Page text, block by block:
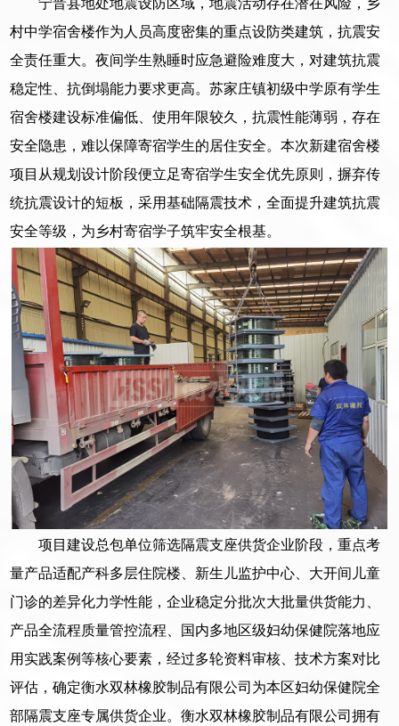
宁晋县地处地震设防区域，地震活动存在潜在风险，乡
村中学宿舍楼作为人员高度密集的重点设防类建筑，抗震安
全责任重大。夜间学生熟睡时应急避险难度大，对建筑抗震
稳定性、抗倒塌能力要求更高。苏家庄镇初级中学原有学生
宿舍楼建设标准偏低、使用年限较久，抗震性能薄弱，存在
安全隐患，难以保障寄宿学生的居住安全。本次新建宿舍楼
项目从规划设计阶段便立足寄宿学生安全优先原则，摒弃传
统抗震设计的短板，采用基础隔震技术，全面提升建筑抗震
安全等级，为乡村寄宿学子筑牢安全根基。
项目建设总包单位筛选隔震支座供货企业阶段，重点考
量产品适配产科多层住院楼、新生儿监护中心、大开间儿童
门诊的差异化力学性能，企业稳定分批次大批量供货能力、
产品全流程质量管控流程、国内多地区级妇幼保健院落地应
用实践案例等核心要素，经过多轮资料审核、技术方案对比
评估，确定衡水双林橡胶制品有限公司为本区妇幼保健院全
部隔震支座专属供货企业。衡水双林橡胶制品有限公司拥有